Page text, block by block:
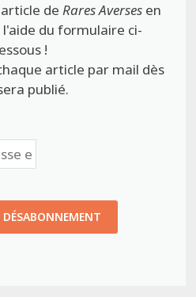
de Rares Aversesen
du formulaire ci-
!
article par mail dès
publié.